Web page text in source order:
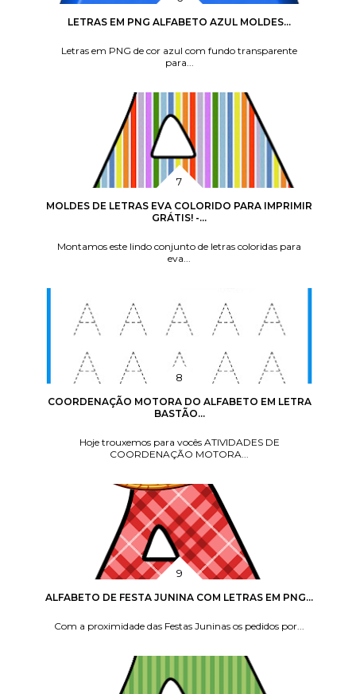
LETRAS EM PNG ALFABETO AZUL MOLDES...
Letras em PNG de cor azul com fundo transparente
para...
MOLDES DE LETRAS EVA COLORIDO PARA IMPRIMIR
GRÁTIS! -...
Montamos este lindo conjunto de letras coloridas para
eva...
COORDENAÇÃO MOTORA DO ALFABETO EM LETRA
BASTÃO...
Hoje trouxemos para vocês ATIVIDADES DE
COORDENAÇÃO MOTORA...
ALFABETO DE FESTA JUNINA COM LETRAS EM PNG...
Com a proximidade das Festas Juninas os pedidos por...